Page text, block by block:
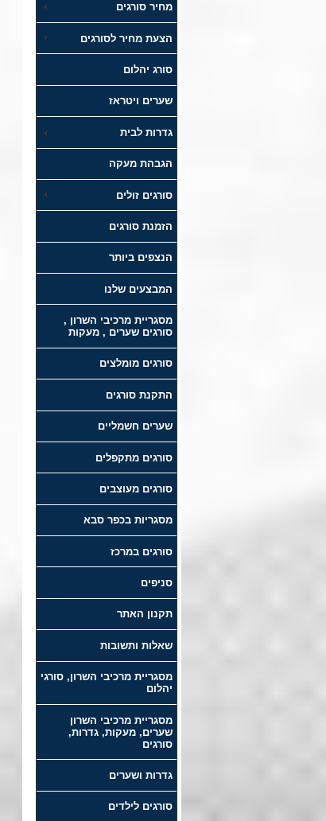
מחיר סורגים
הצעת מחיר לסורגים
סורג יהלום
שערים ויטראז
גדרות לבית
הגבהת מעקה
סורגים זולים
הזמנת סורגים
הנצפים ביותר
המבצעים שלנו
מסגריית מרכיבי השרון ,
סורגים שערים , מעקות
סורגים מומלצים
התקנת סורגים
שערים חשמליים
סורגים מתקפלים
סורגים מעוצבים
מסגריות בכפר סבא
סורגים במרכז
סניפים
תקנון האתר
שאלות ותשובות
מסגריית מרכיבי השרון, סורגי
יהלום
מסגריית מרכיבי השרון
שערים, מעקות, גדרות,
סורגים
גדרות ושערים
סורגים לילדים